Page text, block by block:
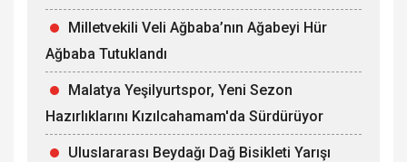
Milletvekili Veli Ağbaba’nın Ağabeyi Hür
Ağbaba Tutuklandı
Malatya Yeşilyurtspor, Yeni Sezon
Hazırlıklarını Kızılcahamam'da Sürdürüyor
Uluslararası Beydağı Dağ Bisikleti Yarışı